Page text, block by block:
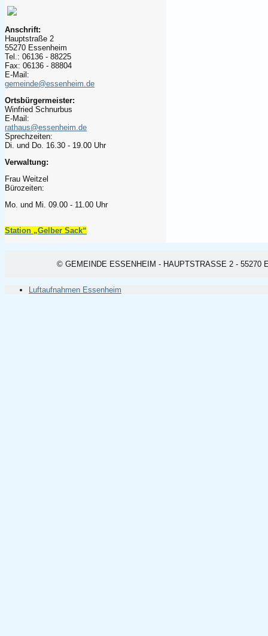
Anschrift:
Hauptstraße 2
55270 Essenheim
Tel.: 06136 - 88225
Fax: 06136 - 88804
E-Mail:
gemeinde@essenheim.de
Ortsbürgermeister:
Winfried Schnurbus
E-Mail:
rathaus@essenheim.de
Sprechzeiten:
Di. und Do. 16.30 - 19.00 Uhr
Verwaltung:
Frau Weitzel
Bürozeiten:
Mo. und Mi. 09.00 - 11.00 Uhr
Station „Gelber Sack“
© GEMEINDE ESSENHEIM - HAUPTSTRASSE 2 - 55270
Luftaufnahmen Essenheim